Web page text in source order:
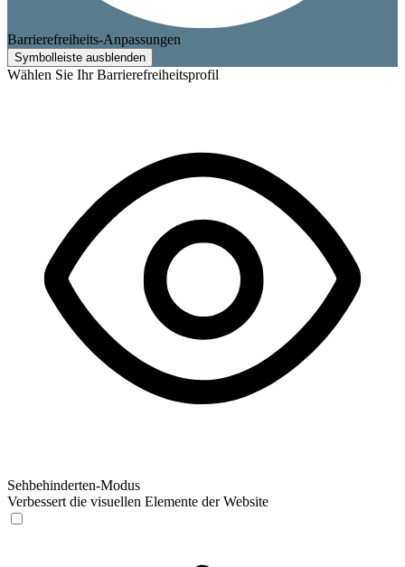
Barrierefreiheits-Anpassungen
Symbolleiste ausblenden
Wählen Sie Ihr Barrierefreiheitsprofil
Sehbehinderten-Modus
Verbessert die visuellen Elemente der Website